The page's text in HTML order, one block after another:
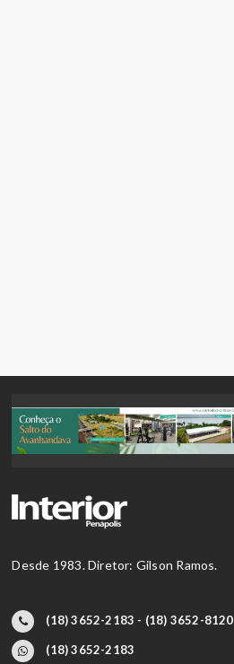
Desde 1983. Diretor: Gilson Ramos.
(18) 3652-2183 - (18) 3652-8120
(18) 3652-2183